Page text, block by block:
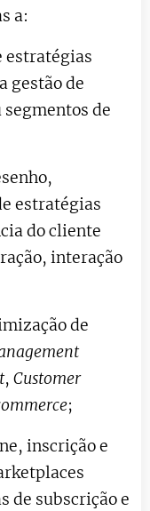
a:
estratégias
gestão de
de
estratégias
do cliente
interação
de
, Customer
;
inscrição e
de subscrição e